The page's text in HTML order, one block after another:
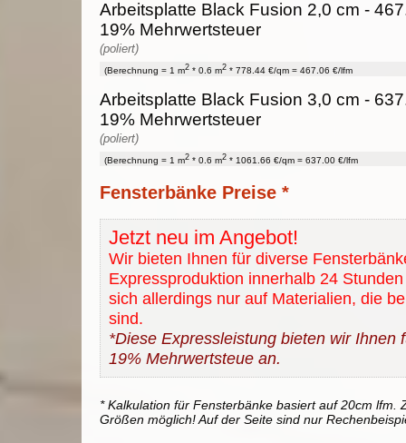
Arbeitsplatte Black Fusion 2,0 cm -
19% Mehrwertsteuer
(poliert)
(Berechnung = 1 m2 * 0.6 m2 * 778.44 €/qm = 467.06 €/lfm
Arbeitsplatte Black Fusion 3,0 cm -
19% Mehrwertsteuer
(poliert)
(Berechnung = 1 m2 * 0.6 m2 * 1061.66 €/qm = 637.00 €/lfm
Fensterbänke Preise *
Jetzt neu im Angebot!
Wir bieten Ihnen für diverse
Expressproduktion innerhalb 24
sich allerdings nur auf Materialien, die
sind.
*Diese Expressleistung bieten wir Ihnen
19% Mehrwertsteue an.
* Kalkulation für Fensterbänke basiert auf 20cm lfm.
Größen möglich! Auf der Seite sind nur